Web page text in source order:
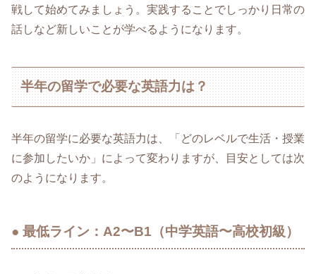
戦して始めてみましょう。実践することでしっかり日常の
話しなど新しいことが学べるようになります。
半年の留学で必要な英語力は？
半年の留学に必要な英語力は、「どのレベルで生活・授業
に参加したいか」によって変わりますが、目安としては次
のようになります。
● 最低ライン：A2〜B1（中学英語〜高校初級）